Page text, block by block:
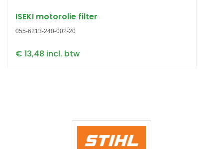
ISEKI motorolie filter
055-6213-240-002-20
€ 13,48 incl. btw